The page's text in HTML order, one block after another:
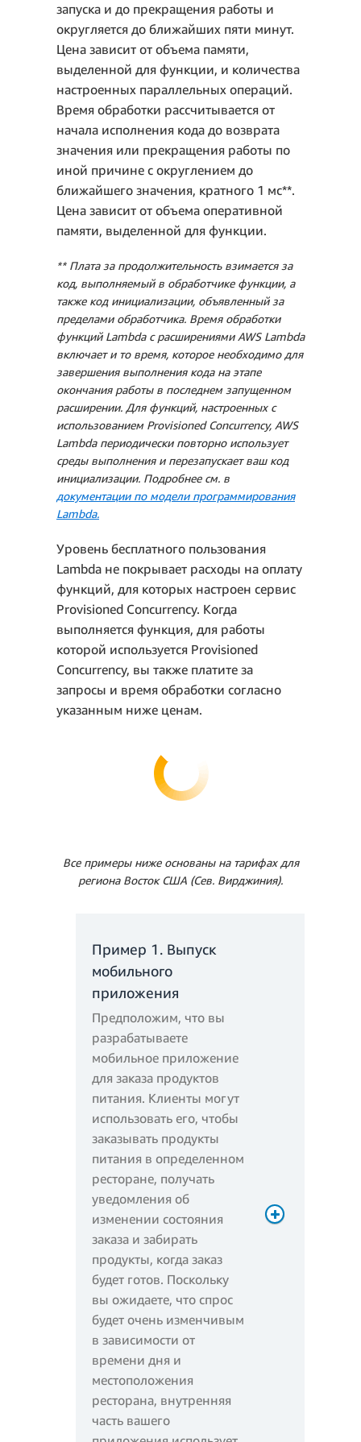
Ежемесячное
потребление
ресурсов (ГБ-с) →
14,88 млн секунд *
1024 МБ/1024 МБ =
14,88 ГБ-с
Ежемесячная
стоимость
вычислений = 14,88 млн
0,0000166667 USD =
248,00 USD.
Общая стоимость в
месяц
Суммарные расходы =
Плата за запросы + Плата
за вычисления =
1,49 USD + 248,00 USD =
249,49 USD
Плата за вычисления за
месяц:
6 320 000 *
0,0000166667 USD =
105,33 USD
Плата за запросы за
месяц:
запуска и до прекращения работы и
округляется до ближайших пяти минут.
Цена зависит от объема памяти,
выделенной для функции, и количества
настроенных параллельных операций.
Время обработки рассчитывается от
начала исполнения кода до возврата
значения или прекращения работы по
иной причине с округлением до
ближайшего значения, кратного 1 мс**.
Цена зависит от объема оперативной
памяти, выделенной для функции.
** Плата за продолжительность взимается за
код, выполняемый в обработчике функции, а
также код инициализации, объявленный за
пределами обработчика. Время обработки
функций Lambda с расширениями AWS Lambda
включает и то время, которое необходимо для
завершения выполнения кода на этапе
окончания работы в последнем запущенном
расширении. Для функций, настроенных с
использованием Provisioned Concurrency, AWS
Lambda периодически повторно использует
среды выполнения и перезапускает ваш код
инициализации. Подробнее см. в
документации по модели программирования
Lambda.
Уровень бесплатного пользования
Lambda не покрывает расходы на оплату
функций, для которых настроен сервис
Provisioned Concurrency. Когда
выполняется функция, для работы
которой используется Provisioned
Concurrency, вы также платите за
запросы и время обработки согласно
указанным ниже ценам.
Все примеры ниже основаны на тарифах для
региона Восток США (Сев. Вирджиния).
Пример 1. Выпуск
мобильного
приложения
Предположим, что вы
разрабатываете
мобильное приложение
для заказа продуктов
питания. Клиенты могут
использовать его, чтобы
заказывать продукты
питания в определенном
ресторане, получать
уведомления об
изменении состояния
заказа и забирать
продукты, когда заказ
будет готов. Поскольку
вы ожидаете, что спрос
будет очень изменчивым
в зависимости от
времени дня и
местоположения
ресторана, внутренняя
часть вашего